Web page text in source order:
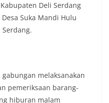
Deli Serdang
Suka Mandi Hulu
Serdang.
melaksanakan
pemeriksaan barang-
hiburan malam